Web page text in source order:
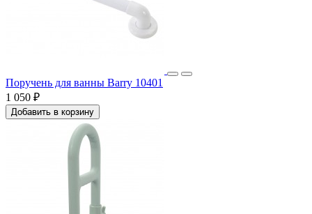
Поручень для ванны Barry 10401
1 050 ₽
Добавить в корзину